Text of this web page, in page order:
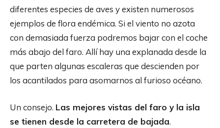
diferentes especies de aves y existen numerosos
ejemplos de flora endémica. Si el viento no azota
con demasiada fuerza podremos bajar con el coche
más abajo del faro. Allí hay una explanada desde la
que parten algunas escaleras que descienden por
los acantilados para asomarnos al furioso océano.
Un consejo. Las mejores vistas del faro y la isla
se tienen desde la carretera de bajada.